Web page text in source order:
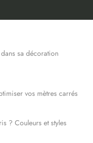
sa décoration
vos mètres carrés
? Couleurs et styles